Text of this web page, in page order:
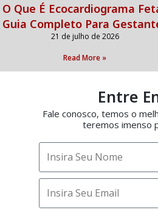
O Que É Ecocardiograma
Guia Completo Para
21 de julho de 2026
Read More »
Entre
Fale conosco, temos o
teremos imenso